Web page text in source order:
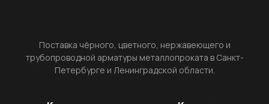
Поставка чёрного, цветного, нержавеющего и
трубопроводной арматуры металлопроката в Санкт-
Петербурге и Ленинградской области.